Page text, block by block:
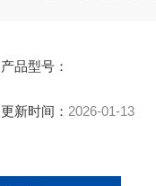
产品型号：
更新时间： 2026-01-13